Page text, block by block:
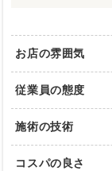
お店の雰囲気
従業員の態度
施術の技術
コスパの良さ